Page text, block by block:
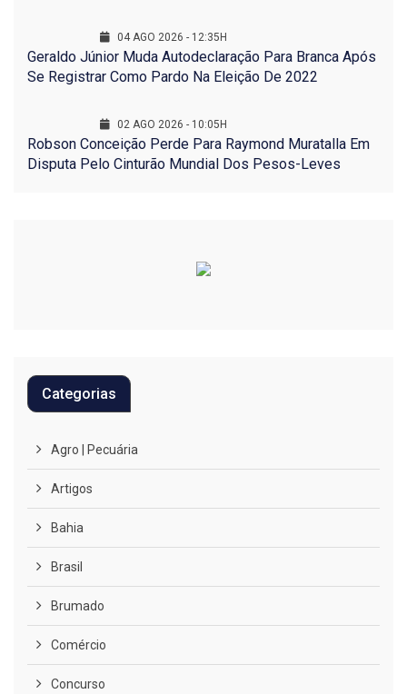
04 AGO 2026 - 12:35H
Geraldo Júnior Muda Autodeclaração Para Branca Após
Se Registrar Como Pardo Na Eleição De 2022
02 AGO 2026 - 10:05H
Robson Conceição Perde Para Raymond Muratalla Em
Disputa Pelo Cinturão Mundial Dos Pesos-Leves
Categorias
Agro | Pecuária
Artigos
Bahia
Brasil
Brumado
Comércio
Concurso